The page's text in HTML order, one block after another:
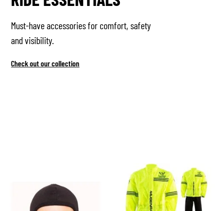
Must-have accessories for comfort, safety
and visibility.
Check out our collection